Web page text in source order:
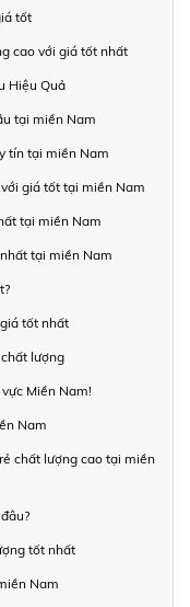
tốt
cao với giá tốt nhất
Hiệu Quả
tại miền Nam
tín tại miền Nam
giá tốt tại miền Nam
tại miền Nam
tại miền Nam
tốt nhất
lượng
Miền Nam!
Nam
chất lượng cao tại miền
tốt nhất
Nam